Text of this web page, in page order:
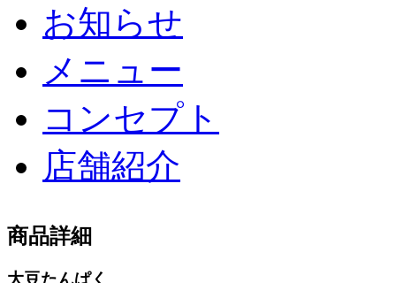
お知らせ
メニュー
コンセプト
店舗紹介
商品詳細
大豆たんぱく